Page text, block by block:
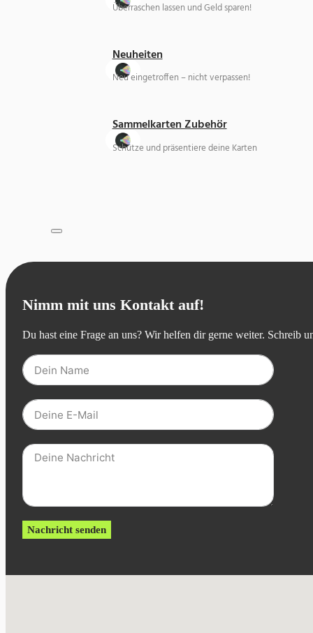
Überraschen lassen und Geld sparen!
Neuheiten
Neu eingetroffen – nicht verpassen!
Sammelkarten Zubehör
Schütze und präsentiere deine Karten
Nimm mit uns Kontakt auf!
Du hast eine Frage an uns? Wir helfen dir gerne weiter. Schreib
Nachricht senden